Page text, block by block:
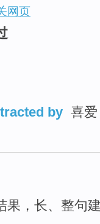
网页
by 喜
果，长、整句